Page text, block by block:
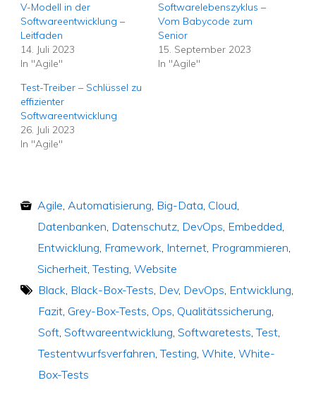
V-Modell in der
Softwareentwicklung –
Leitfaden
14. Juli 2023
In "Agile"
Softwarelebenszyklus –
Vom Babycode zum
Senior
15. September 2023
In "Agile"
Test-Treiber – Schlüssel zu
effizienter
Softwareentwicklung
26. Juli 2023
In "Agile"
Agile, Automatisierung, Big-Data, Cloud,
Datenbanken, Datenschutz, DevOps, Embedded,
Entwicklung, Framework, Internet, Programmieren,
Sicherheit,Testing, Website
Black, Black-Box-Tests, Dev, DevOps, Entwicklung,
Fazit, Grey-Box-Tests, Ops, Qualitätssicherung,
Soft, Softwareentwicklung, Softwaretests,Test,
Testentwurfsverfahren,Testing, White, White-
Box-Tests